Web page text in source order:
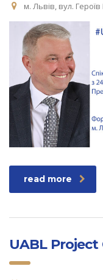
м. Львів, вул.
read more
UABL Project